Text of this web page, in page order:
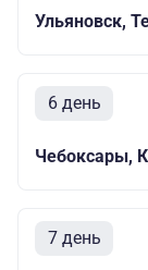
Ульяновск,
6 день
Чебоксары,
7 день